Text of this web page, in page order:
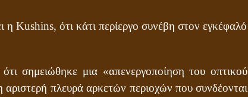
Kushins, ότι κάτι περίεργο συνέβη στον εγκέφαλό
σημειώθηκε μια «απενεργοποίηση του οπτικού
πλευρά αρκετών περιοχών που συνδέονται